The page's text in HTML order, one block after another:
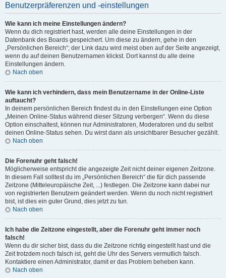
Benutzerpräferenzen und -einstellungen
Wie kann ich meine Einstellungen ändern?
Wenn du dich registriert hast, werden alle deine Einstellungen in der
Datenbank des Boards gespeichert. Um diese zu ändern, gehe in den
„Persönlichen Bereich“; der Link dazu wird meist oben auf der Seite angezeigt,
wenn du auf deinen Benutzernamen klickst. Dort kannst du alle deine
Einstellungen ändern.
Nach oben
Wie kann ich verhindern, dass mein Benutzername in der Online-Liste
auftaucht?
In deinem persönlichen Bereich findest du in den Einstellungen eine Option
„Meinen Online-Status während dieser Sitzung verbergen“. Wenn du diese
Option einschaltest, können nur Administratoren, Moderatoren und du selbst
deinen Online-Status sehen. Du wirst dann als unsichtbarer Besucher gezählt.
Nach oben
Die Forenuhr geht falsch!
Möglicherweise entspricht die angezeigte Zeit nicht deiner eigenen Zeitzone.
In diesem Fall solltest du im „Persönlichen Bereich“ die für dich passende
Zeitzone (Mitteleuropäische Zeit, ...) festlegen. Die Zeitzone kann dabei nur
von registrierten Benutzern geändert werden. Wenn du noch nicht registriert
bist, ist dies ein guter Grund, dies jetzt zu tun.
Nach oben
Ich habe die Zeitzone eingestellt, aber die Forenuhr geht immer noch
falsch!
Wenn du dir sicher bist, dass du die Zeitzone richtig eingestellt hast und die
Zeit trotzdem noch falsch ist, geht die Uhr des Servers vermutlich falsch.
Kontaktiere einen Administrator, damit er das Problem beheben kann.
Nach oben